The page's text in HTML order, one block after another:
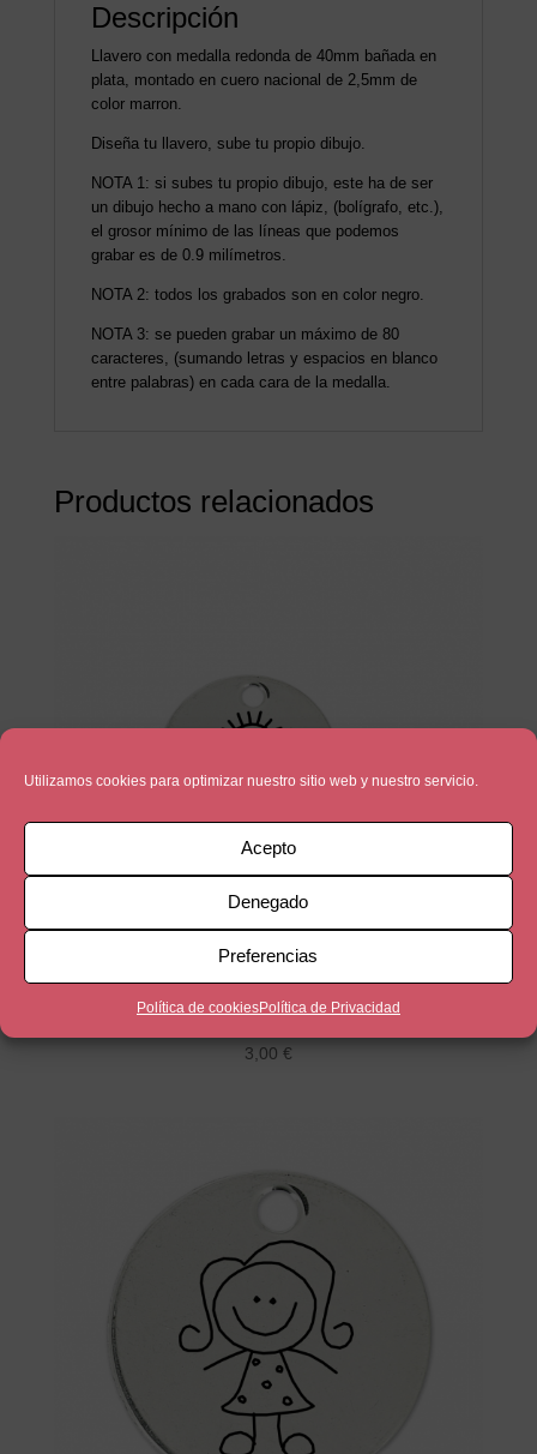
Utilizamos cookies para optimizar nuestro sitio web y nuestro servicio.
Acepto
Denegado
Preferencias
Política de cookiesPolítica de Privacidad
Descripción
Llavero con medalla redonda de 40mm bañada en
plata, montado en cuero nacional de 2,5mm de
color marron.
Diseña tu llavero, sube tu propio dibujo.
NOTA 1: si subes tu propio dibujo, este ha de ser
un dibujo hecho a mano con lápiz, (bolígrafo, etc.),
el grosor mínimo de las líneas que podemos
grabar es de 0.9 milímetros.
NOTA 2: todos los grabados son en color negro.
NOTA 3: se pueden grabar un máximo de 80
caracteres, (sumando letras y espacios en blanco
entre palabras) en cada cara de la medalla.
Productos relacionados
Niño
3,00 €